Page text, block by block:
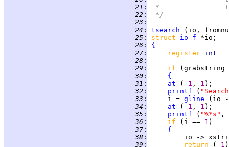
  21
:
  22
:
*/
  23
:
  24
:
tsearch
  25
: struct io_f
  26
:
{
  27
: register
  28
:
  29
: if
  30
:
{
  31
: at (- 1 , 1
  32
: printf (
  33
:
     i =
gline (io
  34
: at (- 1 , 1
  35
: printf ( "%*s" ,
  36
: if (i == 1
  37
:
{
  38
:
io ->
  39
: return (- 1